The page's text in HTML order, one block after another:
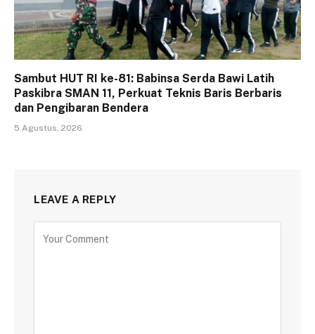
Sambut HUT RI ke-81: Babinsa Serda Bawi Latih
Paskibra SMAN 11, Perkuat Teknis Baris Berbaris
dan Pengibaran Bendera
5 Agustus, 2026
LEAVE A REPLY